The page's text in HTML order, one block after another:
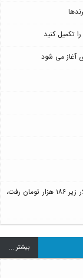
تکمیل کنید
پیش‌بینی قیمت طلا، سکه و دلار یکشنبه ۱۸ مرداد ۱۴۰۵؛ دلار زیر ۱۸۶ هزار تومان رفت،
بيشتر ...